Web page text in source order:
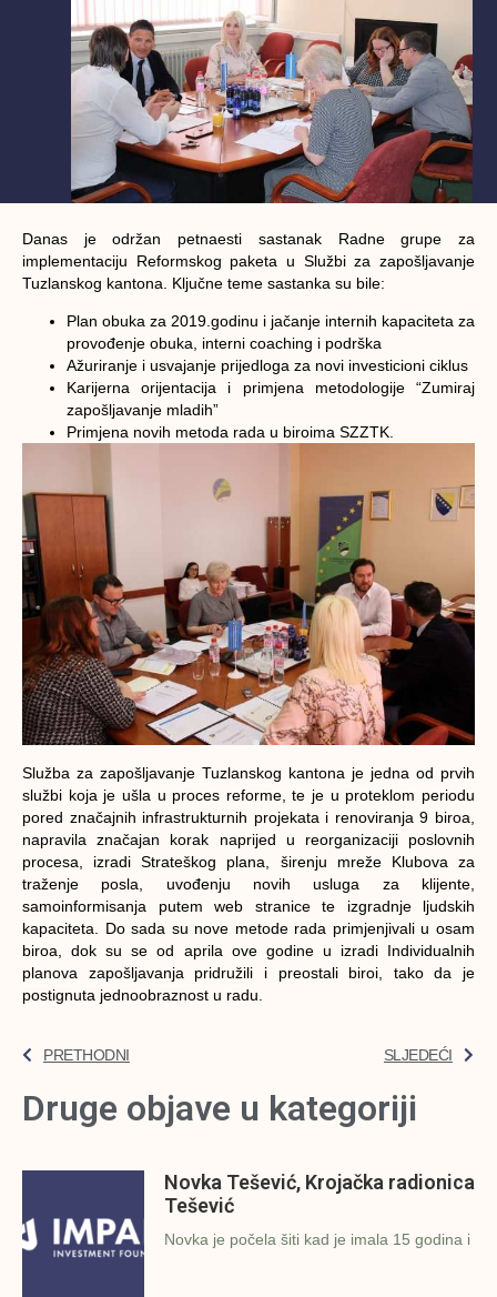
Danas je održan petnaesti sastanak Radne grupe za
implementaciju Reformskog paketa u Službi za zapošljavanje
Tuzlanskog kantona. Ključne teme sastanka su bile:
Plan obuka za 2019.godinu i jačanje internih kapaciteta za
provođenje obuka, interni coaching i podrška
Ažuriranje i usvajanje prijedloga za novi investicioni ciklus
Karijerna orijentacija i primjena metodologije “Zumiraj
zapošljavanje mladih”
Primjena novih metoda rada u biroima SZZTK.
Služba za zapošljavanje Tuzlanskog kantona je jedna od prvih
službi koja je ušla u proces reforme, te je u proteklom periodu
pored značajnih infrastrukturnih projekata i renoviranja 9 biroa,
napravila značajan korak naprijed u reorganizaciji poslovnih
procesa, izradi Strateškog plana, širenju mreže Klubova za
traženje posla, uvođenju novih usluga za klijente,
samoinformisanja putem web stranice te izgradnje ljudskih
kapaciteta. Do sada su nove metode rada primjenjivali u osam
biroa, dok su se od aprila ove godine u izradi Individualnih
planova zapošljavanja pridružili i preostali biroi, tako da je
postignuta jednoobraznost u radu.
PRETHODNI SLJEDEĆI
Druge objave u kategoriji
Novka Tešević, Krojačka radionica
Tešević
Novka je počela šiti kad je imala 15 godina i